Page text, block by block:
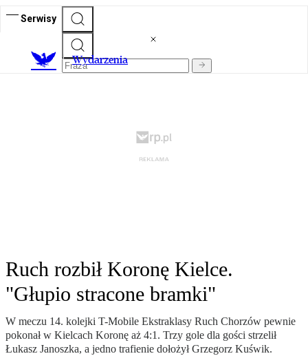
Serwisy
Wydarzenia
Ruch rozbił Koronę Kielce.
"Głupio stracone bramki"
W meczu 14. kolejki T-Mobile Ekstraklasy Ruch Chorzów pewnie
pokonał w Kielcach Koronę aż 4:1. Trzy gole dla gości strzelił
Łukasz Janoszka, a jedno trafienie dołożył Grzegorz Kuświk.